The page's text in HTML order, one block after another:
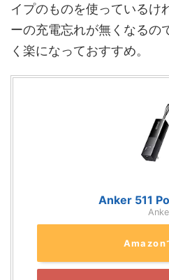
イプのものを使っているけ
ーの充電忘れが無くなるの
く楽になっておすすめ。
Anker 511
Amazon